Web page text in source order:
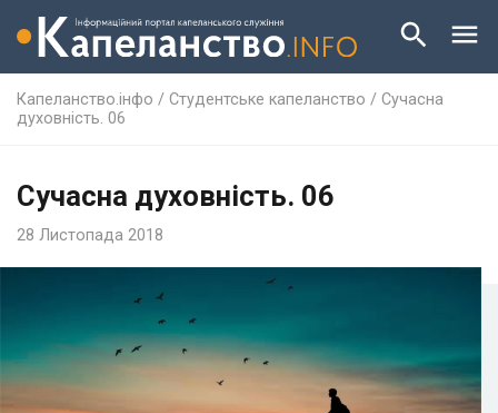
Капеланство.інфо / Студентське капеланство / Сучасна
духовність. 06
Сучасна духовність. 06
28 Листопада 2018